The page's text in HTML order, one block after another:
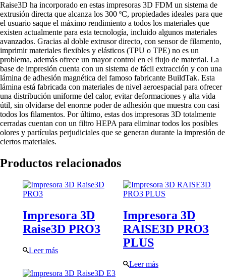
Raise3D ha incorporado en estas impresoras 3D FDM un sistema de
extrusión directa que alcanza los 300 ºC, propiedades ideales para que
el usuario saque el máximo rendimiento a todos los materiales que
existen actualmente para esta tecnología, incluido algunos materiales
avanzados. Gracias al doble extrusor directo, con sensor de filamento,
imprimir materiales flexibles y elásticos (TPU o TPE) no es un
problema, además ofrece un mayor control en el flujo de material. La
base de impresión cuenta con un sistema de fácil extracción y con una
lámina de adhesión magnética del famoso fabricante BuildTak. Esta
lámina está fabricada con materiales de nivel aeroespacial para ofrecer
una distribución uniforme del calor, evitar deformaciones y alta vida
útil, sin olvidarse del enorme poder de adhesión que muestra con casi
todos los filamentos. Por último, estas dos impresoras 3D totalmente
cerradas cuentan con un filtro HEPA para eliminar todos los posibles
olores y partículas perjudiciales que se generan durante la impresión de
ciertos materiales.
Productos relacionados
Impresora 3D
Raise3D PRO3
Leer más
Impresora 3D
RAISE3D PRO3
PLUS
Leer más